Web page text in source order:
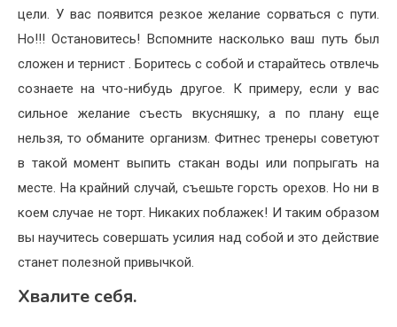
цели. У вас появится резкое желание сорваться с пути.
Но!!! Остановитесь! Вспомните насколько ваш путь был
сложен и тернист . Боритесь с собой и старайтесь отвлечь
сознаете на что-нибудь другое. К примеру, если у вас
сильное желание съесть вкусняшку, а по плану еще
нельзя, то обманите организм. Фитнес тренеры советуют
в такой момент выпить стакан воды или попрыгать на
месте. На крайний случай, съешьте горсть орехов. Но ни в
коем случае не торт. Никаких поблажек! И таким образом
вы научитесь совершать усилия над собой и это действие
станет полезной привычкой.
Хвалите себя.